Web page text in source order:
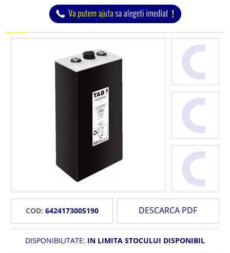
COD: 6424173005190 DESCARCA PDF
DISPONIBILITATE: IN LIMITA STOCULUI DISPONIBIL